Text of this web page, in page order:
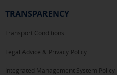
TRANSPARENCY
Transport Conditions
Legal Advice & Privacy Policy.
Integrated Management System Policy